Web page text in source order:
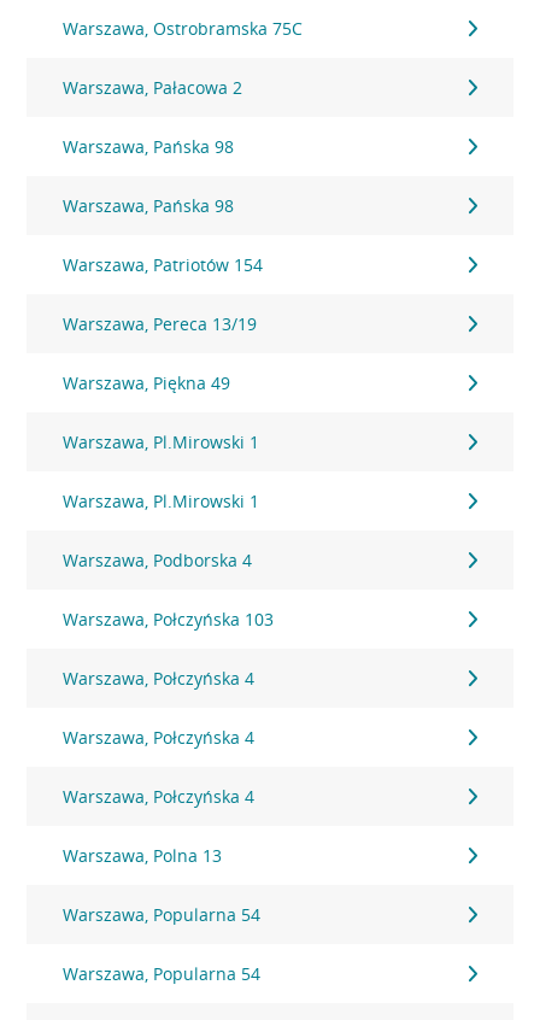
Warszawa, Ostrobramska 75C
Warszawa, Pałacowa 2
Warszawa, Pańska 98
Warszawa, Pańska 98
Warszawa, Patriotów 154
Warszawa, Pereca 13/19
Warszawa, Piękna 49
Warszawa, Pl.Mirowski 1
Warszawa, Pl.Mirowski 1
Warszawa, Podborska 4
Warszawa, Połczyńska 103
Warszawa, Połczyńska 4
Warszawa, Połczyńska 4
Warszawa, Połczyńska 4
Warszawa, Polna 13
Warszawa, Popularna 54
Warszawa, Popularna 54